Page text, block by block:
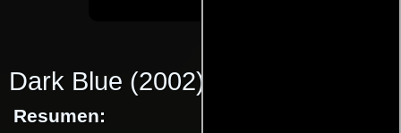
Dark Blue (2002)
Resumen: